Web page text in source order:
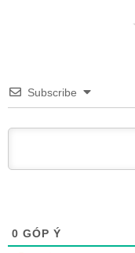
Subscribe
0 GÓP Ý